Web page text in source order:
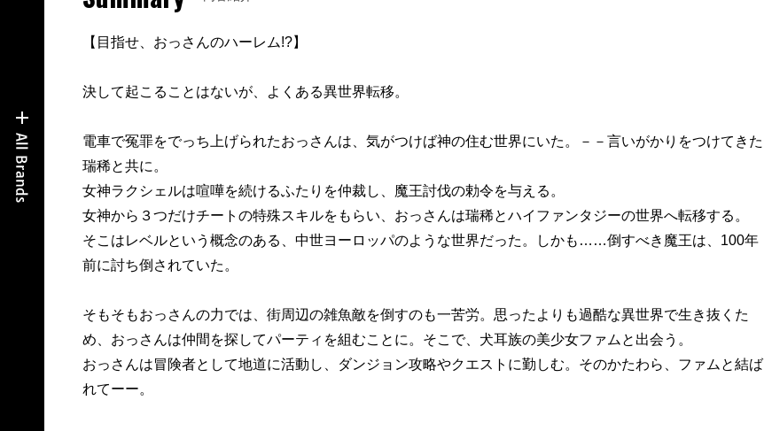
【目指せ、おっさんのハーレム!?】
決して起こることはないが、よくある異世界転移。
電車で冤罪をでっち上げられたおっさんは、気がつけば神の住む世界にいた。－－言いがかりをつけてきた
瑞稀と共に。
女神ラクシェルは喧嘩を続けるふたりを仲裁し、魔王討伐の勅令を与える。
女神から３つだけチートの特殊スキルをもらい、おっさんは瑞稀とハイファンタジーの世界へ転移する。
そこはレベルという概念のある、中世ヨーロッパのような世界だった。しかも……倒すべき魔王は、100年
前に討ち倒されていた。
そもそもおっさんの力では、街周辺の雑魚敵を倒すのも一苦労。思ったよりも過酷な異世界で生き抜くた
め、おっさんは仲間を探してパーティを組むことに。そこで、犬耳族の美少女ファムと出会う。
おっさんは冒険者として地道に活動し、ダンジョン攻略やクエストに勤しむ。そのかたわら、ファムと結ば
れてーー。